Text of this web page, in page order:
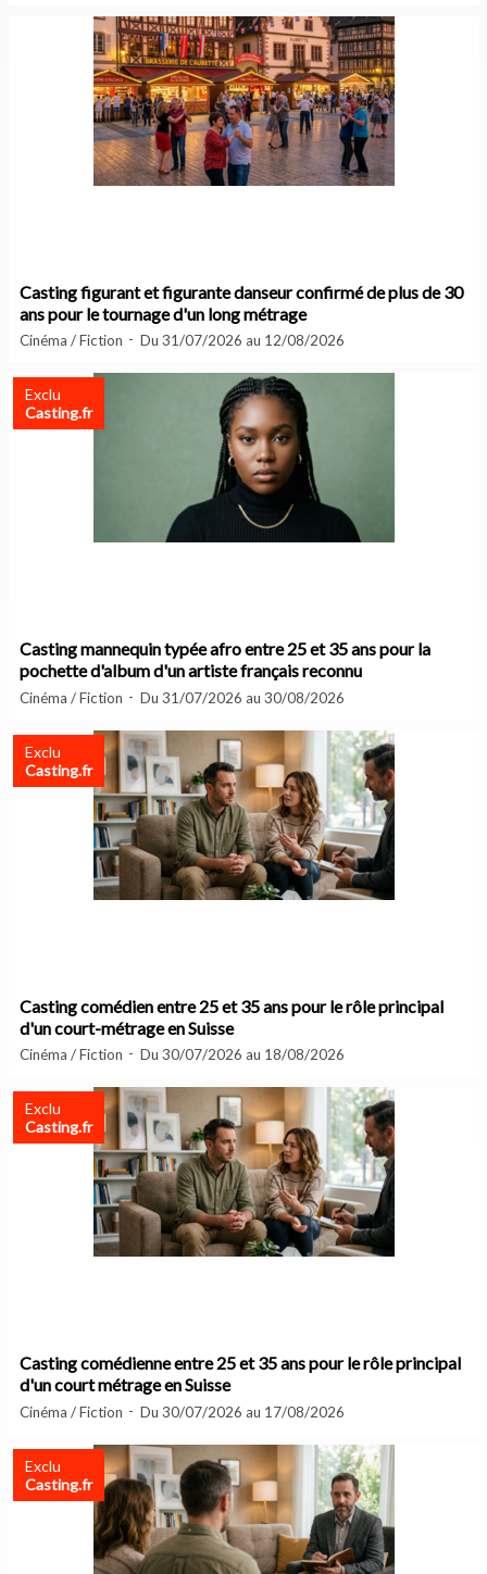
Casting figurant et figurante danseur confirmé de plus de 30
ans pour le tournage d'un long métrage
Cinéma / Fiction Du 31/07/2026 au 12/08/2026
Exclu
Casting.fr
Casting mannequin typée afro entre 25 et 35 ans pour la
pochette d'album d'un artiste français reconnu
Cinéma / Fiction Du 31/07/2026 au 30/08/2026
Exclu
Casting.fr
Casting comédien entre 25 et 35 ans pour le rôle principal
d'un court-métrage en Suisse
Cinéma / Fiction Du 30/07/2026 au 18/08/2026
Exclu
Casting.fr
Casting comédienne entre 25 et 35 ans pour le rôle principal
d'un court métrage en Suisse
Cinéma / Fiction Du 30/07/2026 au 17/08/2026
Exclu
Casting.fr